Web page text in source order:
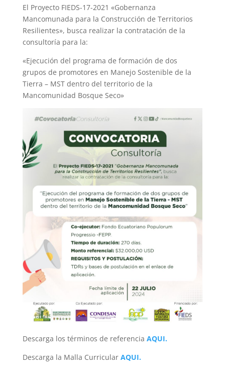
El Proyecto FIEDS-17-2021 «Gobernanza
Mancomunada para la Construcción de Territorios
Resilientes», busca realizar la contratación de la
consultoría para la:
«Ejecución del programa de formación de dos
grupos de promotores en Manejo Sostenible de la
Tierra – MST dentro del territorio de la
Mancomunidad Bosque Seco»
Descarga los términos de referencia AQUI.
Descarga la Malla Curricular AQUI.